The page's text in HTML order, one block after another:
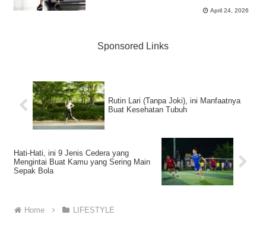
April 24, 2026
Sponsored Links
Rutin Lari (Tanpa Joki), ini Manfaatnya
Buat Kesehatan Tubuh
Hati-Hati, ini 9 Jenis Cedera yang
Mengintai Buat Kamu yang Sering Main
Sepak Bola
Home LIFESTYLE